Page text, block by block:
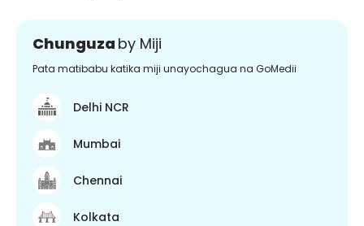
Chunguza by Miji
Pata matibabu katika miji unayochagua na GoMedii
Delhi NCR
Mumbai
Chennai
Kolkata